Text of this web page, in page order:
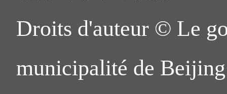
Droits d'auteur © Le
municipalité de